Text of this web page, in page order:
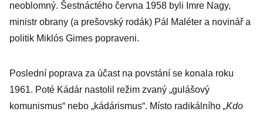
neoblomný. Šestnáctého června 1958 byli Imre Nagy,
ministr obrany (a prešovský rodák) Pál Maléter a novinář a
politik Miklós Gimes popraveni.
Poslední poprava za účast na povstání se konala roku
1961. Poté Kádár nastolil režim zvaný „gulášový
komunismus“ nebo „kádárismus“. Místo radikálního „Kdo